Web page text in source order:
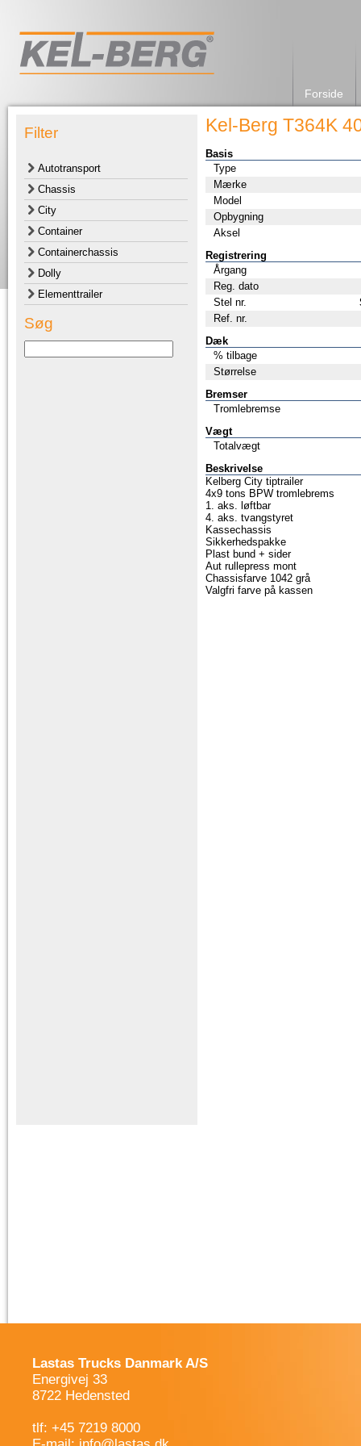
Forside
Filter
Autotransport
Chassis
City
Container
Containerchassis
Dolly
Elementtrailer
Søg
Kel-Berg T364K
Basis
Type
Mærke
Model
Opbygning
Aksel
Registrering
Årgang
Reg. dato
Stel nr.
Ref. nr.
Dæk
% tilbage
Størrelse
Bremser
Tromlebremse
Vægt
Totalvægt
Beskrivelse
Kelberg City tiptrailer
4x9 tons BPW tromlebrems
1. aks. løftbar
4. aks. tvangstyret
Kassechassis
Sikkerhedspakke
Plast bund + sider
Aut rullepress mont
Chassisfarve 1042 grå
Valgfri farve på kassen
Lastas Trucks Danmark A/S
Energivej 33
8722 Hedensted
tlf: +45 7219 8000